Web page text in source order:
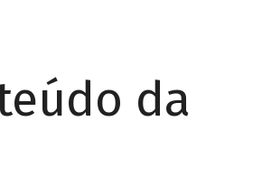
da